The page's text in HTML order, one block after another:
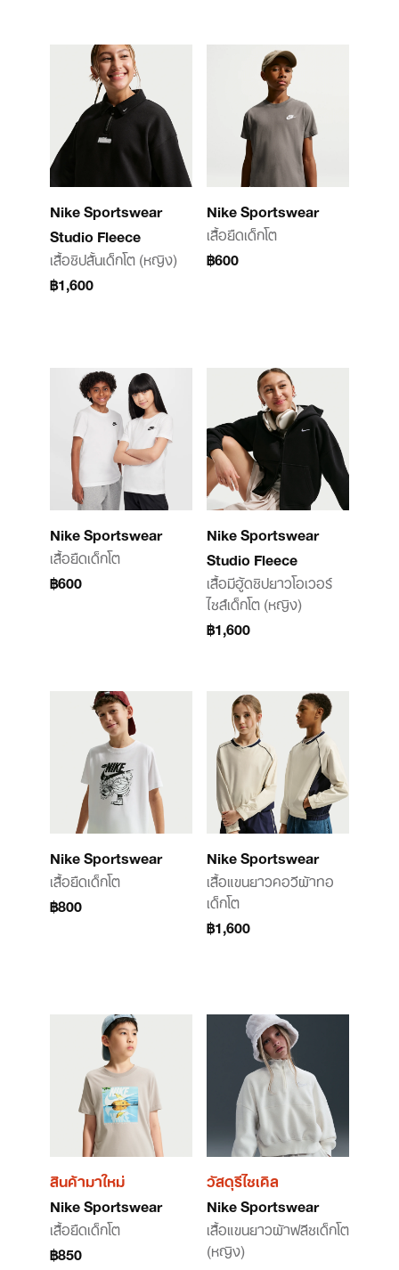
Nike Sportswear
Studio Fleece
เสื้อซิปสั้นเด็กโต (หญิง)
฿1,600
Nike Sportswear
เสื้อยืดเด็กโต
฿600
Nike Sportswear
เสื้อยืดเด็กโต
฿600
Nike Sportswear
Studio Fleece
เสื้อมีฮู้ดซิปยาวโอเวอร์
ไซส์เด็กโต (หญิง)
฿1,600
Nike Sportswear
เสื้อยืดเด็กโต
฿800
Nike Sportswear
เสื้อแขนยาวคอวีผ้าทอ
เด็กโต
฿1,600
สินค้ามาใหม่
Nike Sportswear
เสื้อยืดเด็กโต
฿850
วัสดุรีไซเคิล
Nike Sportswear
เสื้อแขนยาวผ้าฟลีซเด็กโต
(หญิง)